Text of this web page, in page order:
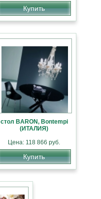
Купить
стол BARON, Bontempi
(ИТАЛИЯ)
Цена: 118 866 руб.
Купить